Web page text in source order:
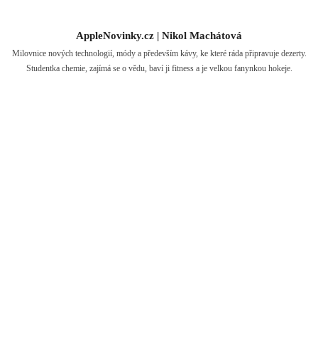
AppleNovinky.cz | Nikol Machátová
Milovnice nových technologií, módy a především kávy, ke které ráda připravuje dezerty.
Studentka chemie, zajímá se o vědu, baví ji fitness a je velkou fanynkou hokeje.